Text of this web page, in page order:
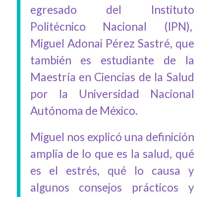
egresado del Instituto
Politécnico Nacional (IPN),
Miguel Adonai Pérez Sastré, que
también es estudiante de la
Maestría en Ciencias de la Salud
por la Universidad Nacional
Autónoma de México.
Miguel nos explicó una definición
amplia de lo que es la salud, qué
es el estrés, qué lo causa y
algunos consejos prácticos y